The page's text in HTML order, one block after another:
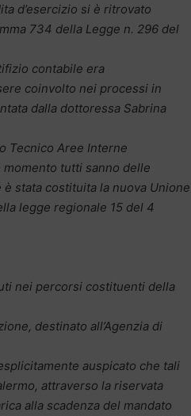
d’esercizio si è ritrovato
734 della Legge n. 296 del
contabile era
coinvolto nei processi in
dalla dottoressa Sabrina
Tecnico Aree Interne
tutti sanno delle
stata costituita la nuova Unione
legge regionale 15 del 4
nei percorsi costituenti della
destinato all’Agenzia di
auspicato che tali
attraverso la riservata
alla scadenza del mandato